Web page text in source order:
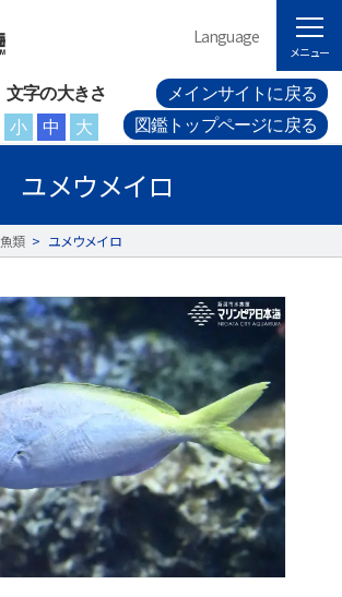
文字の大きさ
小
中 大
メインサイトに戻る
図鑑トップページに戻る
Language
メニュー
ユメウメイロ
魚類 > ユメウメイロ